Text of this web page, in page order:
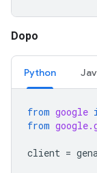
Dopo
Python
from google
from
client =